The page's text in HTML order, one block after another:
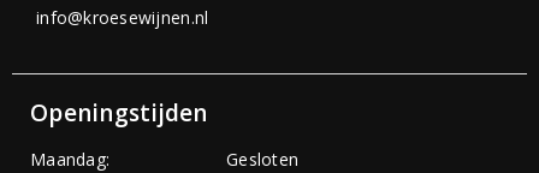
info@kroesewijnen.nl
Openingstijden
Maandag:
Gesloten